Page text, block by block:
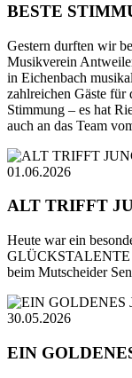
BESTE
Gestern durften wir
Musikverein
in Eichenbach
zahlreichen Gäste
Stimmung – es hat
auch an das Team
01.06.2026
ALT TRIFFT
Heute war ein
GLÜCKSTALENTE
beim Mutscheider
30.05.2026
EIN